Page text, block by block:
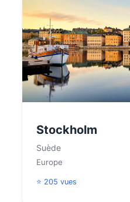
Stockholm
Suède
Europe
⭐ 205 vues